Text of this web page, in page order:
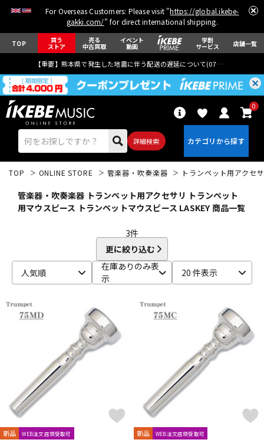
For Overseas Customers: Please visit "https://global.ikebe-
gakki.com/" for direct international shipping.
TOP 買う
ストア
売る
中古買取
イベント
動画
学割
サービス 店舗一覧
【重要】熊本県で発生した地震に伴う配送の遅延について(07月29日
詳細検索
0
ベース ウクレレ
パーカッション
キーボード 電子ピアノ
TOP ONLINE STORE 管楽器・吹奏楽器 トランペット用アクセ
管楽器・吹奏楽器 トランペット用アクセサリ トランペット
用マウスピース トランペットマウスピース LASKEY 商品一覧
3件
更に絞り込む
人気順
在庫ありのみ表
示
20 件表示
新品 WEB注文店頭受取可 新品 WEB注文店頭受取可